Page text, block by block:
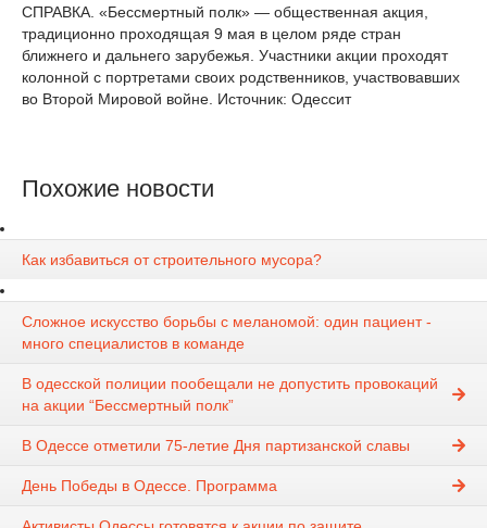
СПРАВКА. «Бессмертный полк» — общественная акция,
традиционно проходящая 9 мая в целом ряде стран
ближнего и дальнего зарубежья. Участники акции проходят
колонной с портретами своих родственников, участвовавших
во Второй Мировой войне. Источник: Одессит
Похожие новости
Как избавиться от строительного мусора?
Сложное искусство борьбы с меланомой: один пациент -
много специалистов в команде
В одесской полиции пообещали не допустить провокаций
на акции “Бессмертный полк”
В Одессе отметили 75-летие Дня партизанской славы
День Победы в Одессе. Программа